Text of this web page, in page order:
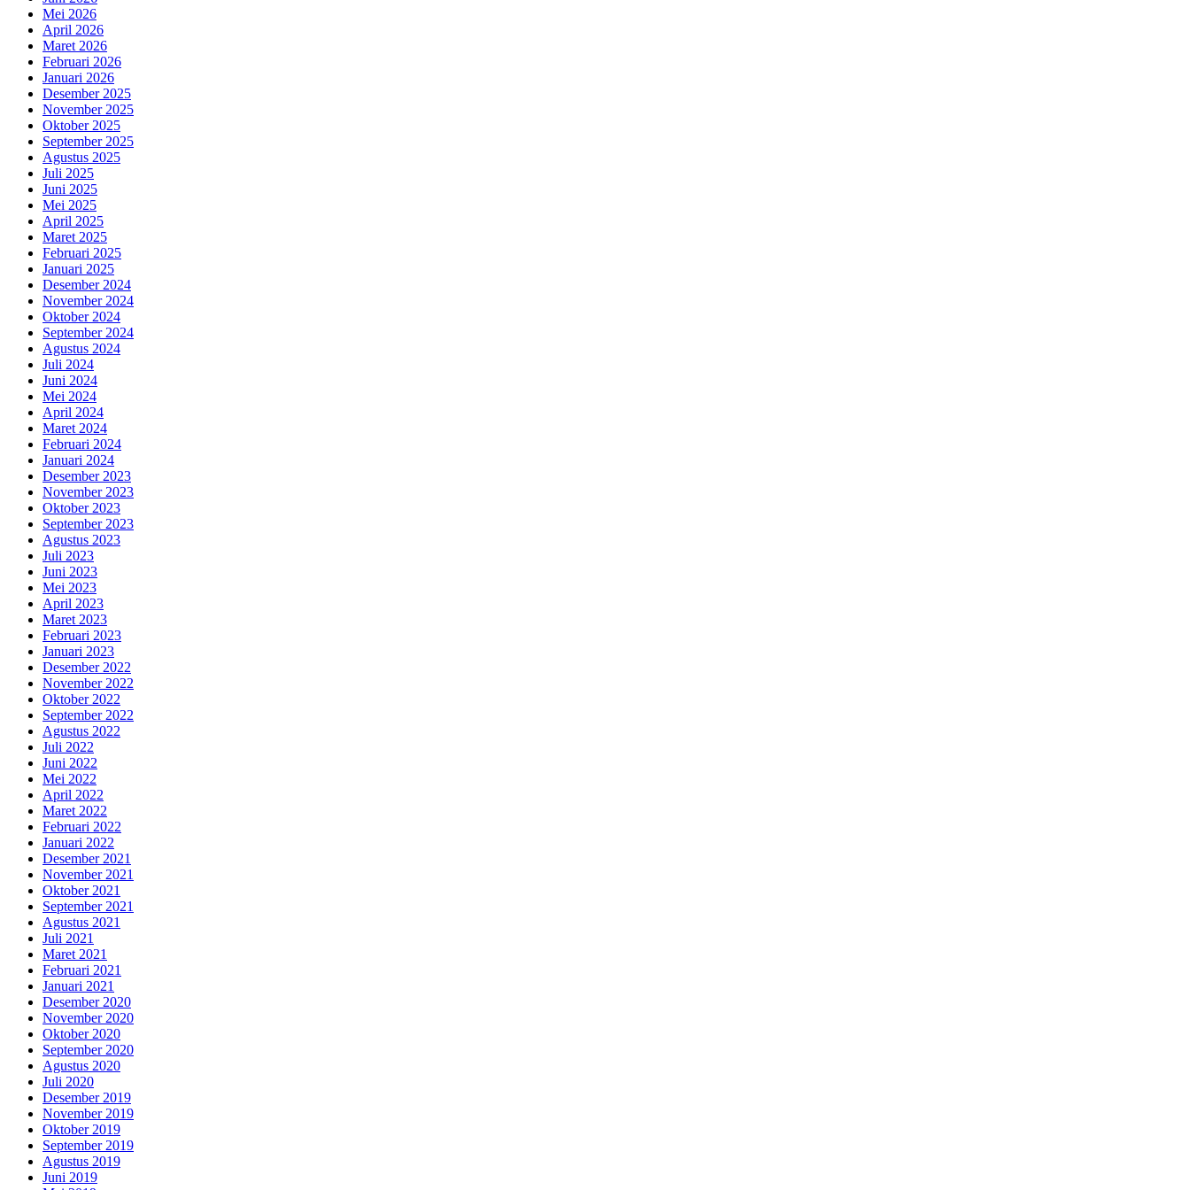
Mei 2026
April 2026
Maret 2026
Februari 2026
Januari 2026
Desember 2025
November 2025
Oktober 2025
September 2025
Agustus 2025
Juli 2025
Juni 2025
Mei 2025
April 2025
Maret 2025
Februari 2025
Januari 2025
Desember 2024
November 2024
Oktober 2024
September 2024
Agustus 2024
Juli 2024
Juni 2024
Mei 2024
April 2024
Maret 2024
Februari 2024
Januari 2024
Desember 2023
November 2023
Oktober 2023
September 2023
Agustus 2023
Juli 2023
Juni 2023
Mei 2023
April 2023
Maret 2023
Februari 2023
Januari 2023
Desember 2022
November 2022
Oktober 2022
September 2022
Agustus 2022
Juli 2022
Juni 2022
Mei 2022
April 2022
Maret 2022
Februari 2022
Januari 2022
Desember 2021
November 2021
Oktober 2021
September 2021
Agustus 2021
Juli 2021
Maret 2021
Februari 2021
Januari 2021
Desember 2020
November 2020
Oktober 2020
September 2020
Agustus 2020
Juli 2020
Desember 2019
November 2019
Oktober 2019
September 2019
Agustus 2019
Juni 2019